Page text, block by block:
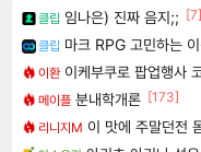
클립 임나은) 진짜 음지;; [7]
클립 마크 RPG 고민하는
이환 이케부쿠로 팝업행사
메이플 분내학개론 [173]
리니지M 이 맛에 주말던전